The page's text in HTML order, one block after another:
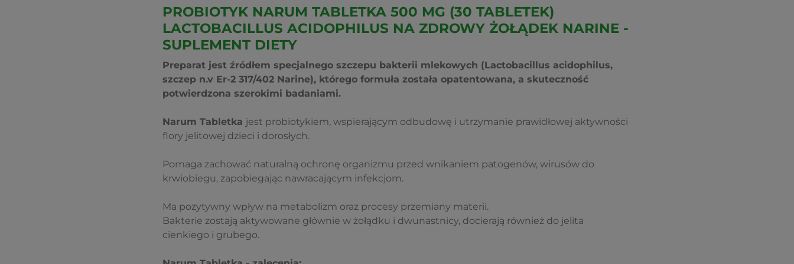
PROBIOTYK NARUM TABLETKA 500 MG (30 TABLETEK)
LACTOBACILLUS ACIDOPHILUS NA ZDROWY ŻOŁĄDEK NARINE -
SUPLEMENT DIETY
Preparat jest źródłem specjalnego szczepu bakterii mlekowych (Lactobacillus acidophilus,
szczep n.v Er-2 317/402 Narine), którego formuła została opatentowana, a skuteczność
potwierdzona szerokimi badaniami.
Narum Tabletka jest probiotykiem, wspierającym odbudowę i utrzymanie prawidłowej aktywności
flory jelitowej dzieci i dorosłych.
Pomaga zachować naturalną ochronę organizmu przed wnikaniem patogenów, wirusów do
krwiobiegu, zapobiegając nawracającym infekcjom.
Ma pozytywny wpływ na metabolizm oraz procesy przemiany materii.
Bakterie zostają aktywowane głównie w żołądku i dwunastnicy, docierają również do jelita
cienkiego i grubego.